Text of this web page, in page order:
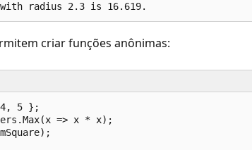
criar funções anônimas:
5 };
=> x * x);